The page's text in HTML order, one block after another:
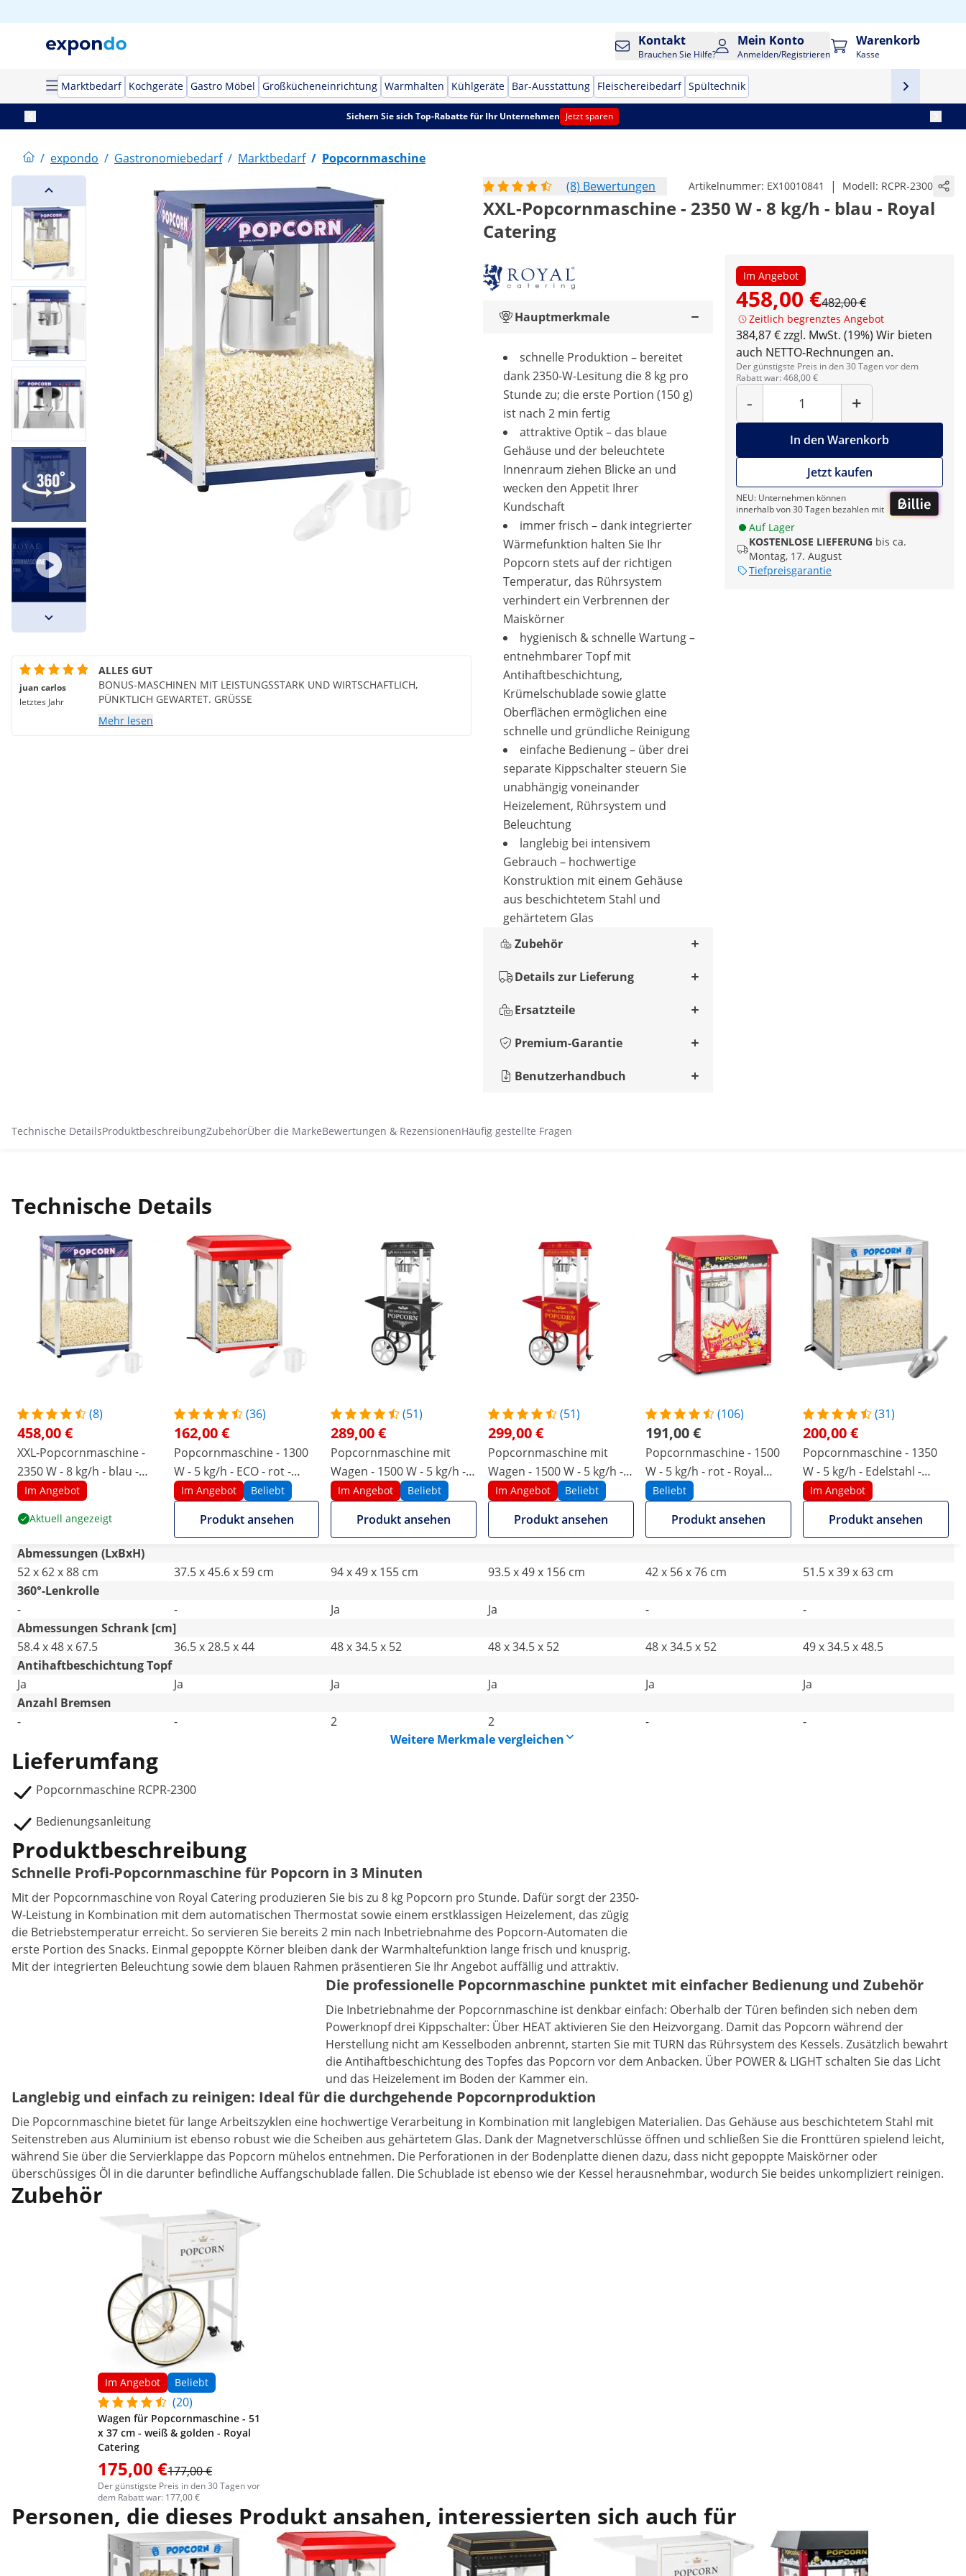
Kontakt
Brauchen Sie Hilfe?
Mein Konto
Anmelden/Registrieren
Warenkorb
Kasse
Marktbedarf Kochgeräte Gastro Möbel Großkücheneinrichtung Warmhalten Kühlgeräte Bar-Ausstattung Fleischereibedarf Spültechnik
Sichern Sie sich Top-Rabatte für Ihr Unternehmen Jetzt sparen
/ expondo / Gastronomiebedarf / Marktbedarf / Popcornmaschine
(8) Bewertungen
Artikelnummer: EX10010841 | Modell: RCPR-2300
XXL-Popcornmaschine - 2350 W - 8 kg/h - blau - Royal
Catering
Im Angebot
458,00 €482,00 €
Zeitlich begrenztes Angebot
384,87 € zzgl. MwSt. (19%) Wir bieten
auch NETTO-Rechnungen an.
Der günstigste Preis in den 30 Tagen vor dem
Rabatt war: 468,00 €
-
Menge
+
In den Warenkorb
Jetzt kaufen
NEU: Unternehmen können
innerhalb von 30 Tagen bezahlen mit
Auf Lager
KOSTENLOSE LIEFERUNG bis ca.
Montag, 17. August
Tiefpreisgarantie
Hauptmerkmale
schnelle Produktion – bereitet
dank 2350-W-Lesitung die 8 kg pro
Stunde zu; die erste Portion (150 g)
ist nach 2 min fertig
attraktive Optik – das blaue
Gehäuse und der beleuchtete
Innenraum ziehen Blicke an und
wecken den Appetit Ihrer
Kundschaft
immer frisch – dank integrierter
Wärmefunktion halten Sie Ihr
Popcorn stets auf der richtigen
Temperatur, das Rührsystem
verhindert ein Verbrennen der
Maiskörner
hygienisch & schnelle Wartung –
entnehmbarer Topf mit
Antihaftbeschichtung,
Krümelschublade sowie glatte
Oberflächen ermöglichen eine
schnelle und gründliche Reinigung
einfache Bedienung – über drei
separate Kippschalter steuern Sie
unabhängig voneinander
Heizelement, Rührsystem und
Beleuchtung
langlebig bei intensivem
Gebrauch – hochwertige
Konstruktion mit einem Gehäuse
aus beschichtetem Stahl und
gehärtetem Glas
Zubehör
Details zur Lieferung
Ersatzteile
Premium-Garantie
Benutzerhandbuch
juan carlos
letztes Jahr
ALLES GUT
BONUS-MASCHINEN MIT LEISTUNGSSTARK UND WIRTSCHAFTLICH,
PÜNKTLICH GEWARTET. GRÜSSE
Mehr lesen
Technische DetailsProduktbeschreibungZubehörÜber die MarkeBewertungen & RezensionenHäufig gestellte Fragen
Technische Details
(8)
458,00 €
XXL-Popcornmaschine -
2350 W - 8 kg/h - blau -
Royal Catering
Im Angebot
Aktuell angezeigt
(36)
162,00 €
Popcornmaschine - 1300
W - 5 kg/h - ECO - rot -
Royal Catering
Im Angebot Beliebt
Produkt ansehen
(51)
289,00 €
Popcornmaschine mit
Wagen - 1500 W - 5 kg/h -
Retro-Design - schwarz -
Royal Catering
Im Angebot Beliebt
Produkt ansehen
(51)
299,00 €
Popcornmaschine mit
Wagen - 1500 W - 5 kg/h -
Retro-Design - rot - Royal
Catering
Im Angebot Beliebt
Produkt ansehen
(106)
191,00 €
Popcornmaschine - 1500
W - 5 kg/h - rot - Royal
Catering
Beliebt
Produkt ansehen
(31)
200,00 €
Popcornmaschine - 1350
W - 5 kg/h - Edelstahl -
silbern - Royal Catering
Im Angebot
Produkt ansehen
Abmessungen (LxBxH)
52 x 62 x 88 cm
37.5 x 45.6 x 59 cm 94 x 49 x 155 cm 93.5 x 49 x 156 cm 42 x 56 x 76 cm
51.5 x 39 x 63 cm
360°-Lenkrolle
-
- Ja Ja -
-
Abmessungen Schrank [cm]
58.4 x 48 x 67.5
36.5 x 28.5 x 44 48 x 34.5 x 52 48 x 34.5 x 52 48 x 34.5 x 52
49 x 34.5 x 48.5
Antihaftbeschichtung Topf
Ja
Ja Ja Ja Ja
Ja
Anzahl Bremsen
-
- 2 2 -
-
Weitere Merkmale vergleichen
Lieferumfang
Popcornmaschine RCPR-2300
Bedienungsanleitung
Produktbeschreibung
Schnelle Profi-Popcornmaschine für Popcorn in 3 Minuten
Mit der Popcornmaschine von Royal Catering produzieren Sie bis zu 8 kg Popcorn pro Stunde. Dafür sorgt der 2350-
W-Leistung in Kombination mit dem automatischen Thermostat sowie einem erstklassigen Heizelement, das zügig
die Betriebstemperatur erreicht. So servieren Sie bereits 2 min nach Inbetriebnahme des Popcorn-Automaten die
erste Portion des Snacks. Einmal gepoppte Körner bleiben dank der Warmhaltefunktion lange frisch und knusprig.
Mit der integrierten Beleuchtung sowie dem blauen Rahmen präsentieren Sie Ihr Angebot auffällig und attraktiv.
Die professionelle Popcornmaschine punktet mit einfacher Bedienung und Zubehör
Die Inbetriebnahme der Popcornmaschine ist denkbar einfach: Oberhalb der Türen befinden sich neben dem
Powerknopf drei Kippschalter: Über HEAT aktivieren Sie den Heizvorgang. Damit das Popcorn während der
Herstellung nicht am Kesselboden anbrennt, starten Sie mit TURN das Rührsystem des Kessels. Zusätzlich bewahrt
die Antihaftbeschichtung des Topfes das Popcorn vor dem Anbacken. Über POWER & LIGHT schalten Sie das Licht
und das Heizelement im Boden der Kammer ein.
Langlebig und einfach zu reinigen: Ideal für die durchgehende Popcornproduktion
Die Popcornmaschine bietet für lange Arbeitszyklen eine hochwertige Verarbeitung in Kombination mit langlebigen Materialien. Das Gehäuse aus beschichtetem Stahl mit
Seitenstreben aus Aluminium ist ebenso robust wie die Scheiben aus gehärtetem Glas. Dank der Magnetverschlüsse öffnen und schließen Sie die Fronttüren spielend leicht,
während Sie über die Servierklappe das Popcorn mühelos entnehmen. Die Perforationen in der Bodenplatte dienen dazu, dass nicht gepoppte Maiskörner oder
überschüssiges Öl in die darunter befindliche Auffangschublade fallen. Die Schublade ist ebenso wie der Kessel herausnehmbar, wodurch Sie beides unkompliziert reinigen.
Zubehör
Im Angebot Beliebt
(20)
Wagen für Popcornmaschine - 51
x 37 cm - weiß & golden - Royal
Catering
175,00 €177,00 €
Der günstigste Preis in den 30 Tagen vor
dem Rabatt war: 177,00 €
Personen, die dieses Produkt ansahen, interessierten sich auch für